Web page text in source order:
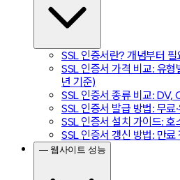
SSL 인증서란? 개념부터 필
SSL 인증서 가격 비교: 유
년 기준)
SSL 인증서 종류 비교: DV,
SSL 인증서 발급 방법: 무료
SSL 인증서 설치 가이드: 호
SSL 인증서 갱신 방법: 만
— 웹사이트 성능